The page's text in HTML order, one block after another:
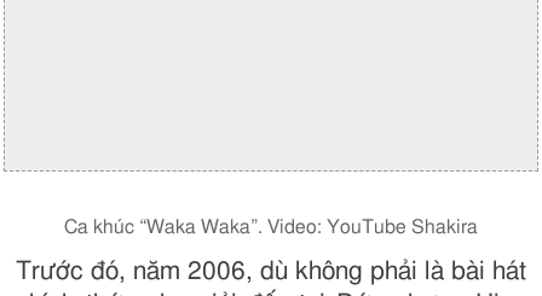
Ca khúc “Waka Waka”. Video: YouTube Shakira
Trước đó, năm 2006, dù không phải là bài hát